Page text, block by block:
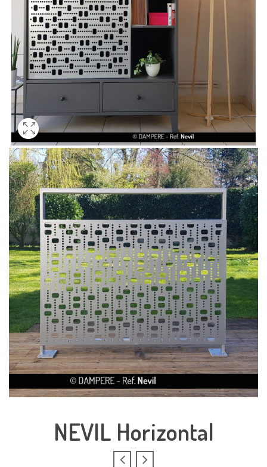
NEVIL Horizontal